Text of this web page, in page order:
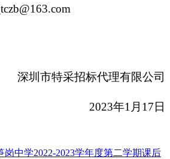
深圳市特采招标代理有限公司
2023年1月17日
岗中学2022-2023学年度第二学期课后